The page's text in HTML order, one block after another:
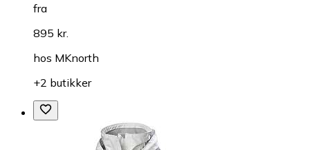
fra
895 kr.
hos MKnorth
+2 butikker